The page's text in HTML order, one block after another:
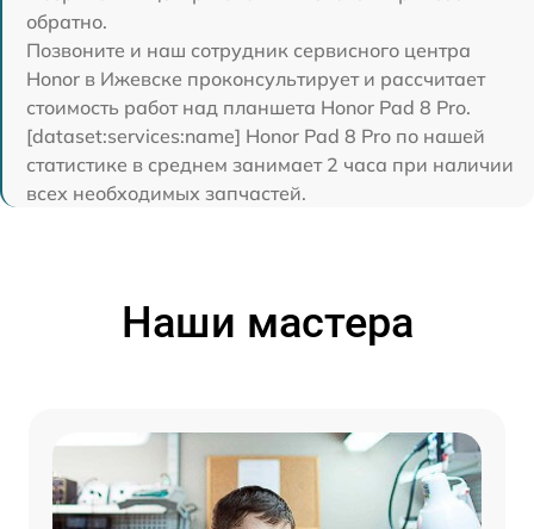
обратно.
Позвоните и наш сотрудник сервисного центра
Honor в Ижевске проконсультирует и рассчитает
стоимость работ над планшета Honor Pad 8 Pro.
[dataset:services:name] Honor Pad 8 Pro по нашей
статистике в среднем занимает 2 часа при наличии
всех необходимых запчастей.
Наши мастера